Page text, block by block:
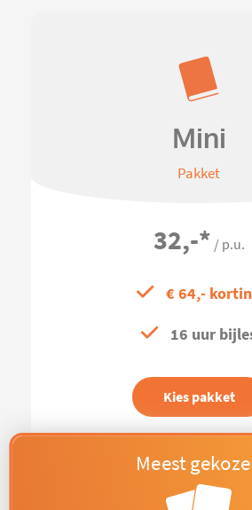
Mini
Pakket
32,-* / p.u.
€ 64,-
16 uur
Kies pakket